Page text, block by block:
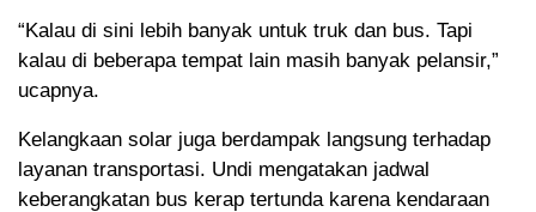
“Kalau di sini lebih banyak untuk truk dan bus. Tapi
kalau di beberapa tempat lain masih banyak pelansir,”
ucapnya.
Kelangkaan solar juga berdampak langsung terhadap
layanan transportasi. Undi mengatakan jadwal
keberangkatan bus kerap tertunda karena kendaraan